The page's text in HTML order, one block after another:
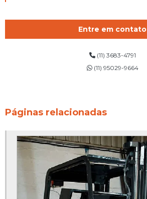
Entre em contato
(11) 3683-4791
(11) 95029-9664
Páginas relacionadas